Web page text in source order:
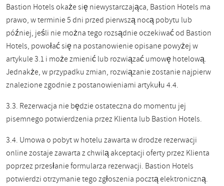
Bastion Hotels okaże się niewystarczająca, Bastion Hotels ma
prawo, w terminie 5 dni przed pierwszą nocą pobytu lub
później, jeśli nie można tego rozsądnie oczekiwać od Bastion
Hotels, powołać się na postanowienie opisane powyżej w
artykule 3.1 i może zmienić lub rozwiązać umowę hotelową.
Jednakże, w przypadku zmian, rozwiązanie zostanie najpierw
znalezione zgodnie z postanowieniami artykułu 4.4.
3.3. Rezerwacja nie będzie ostateczna do momentu jej
pisemnego potwierdzenia przez Klienta lub Bastion Hotels.
3.4. Umowa o pobyt w hotelu zawarta w drodze rezerwacji
online zostaje zawarta z chwilą akceptacji oferty przez Klienta
poprzez przesłanie formularza rezerwacji. Bastion Hotels
potwierdzi otrzymanie tego zgłoszenia pocztą elektroniczną.